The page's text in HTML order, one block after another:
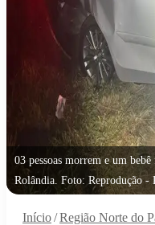
03 pessoas morrem e um
Rolândia. Foto: Reprodução -
Início/Região Norte do